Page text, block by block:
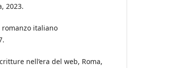
2023.
romanzo italiano
nell’era del web, Roma,